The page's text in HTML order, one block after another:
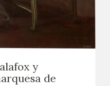
y
de